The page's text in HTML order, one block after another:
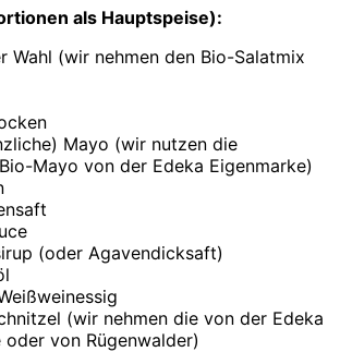
8
2019
als Hauptspeise):
Wahl (wir nehmen den Bio-Salatmix
Mayo (wir nutzen die
Mayo von der Edeka Eigenmarke)
(oder Agavendicksaft)
(wir nehmen die von der Edeka
oder von Rügenwalder)